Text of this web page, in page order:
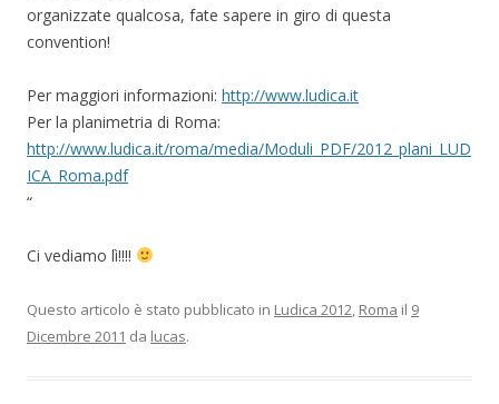
organizzate qualcosa, fate sapere in giro di questa
convention!
Per maggiori informazioni: http://www.ludica.it
Per la planimetria di Roma:
http://www.ludica.it/roma/media/Moduli_PDF/2012_plani_LUD
ICA_Roma.pdf
“
Ci vediamo lì!!!!
Questo articolo è stato pubblicato in Ludica 2012, Roma il 9
Dicembre 2011 da lucas.